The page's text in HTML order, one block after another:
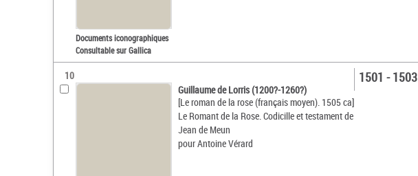
Documents iconographiques
Consultable sur Gallica
10
Guillaume de Lorris (1200?-1260?)
[Le roman de la rose (français moyen). 1505 ca]
Le Romant de la Rose. Codicille et testament de
Jean de Meun
pour Antoine Vérard
1501 - 1503